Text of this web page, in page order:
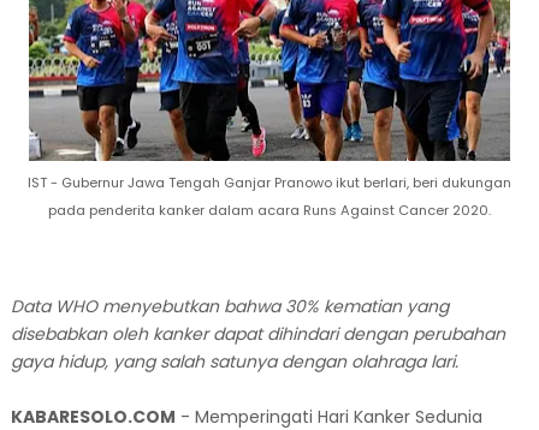
IST - Gubernur Jawa Tengah Ganjar Pranowo ikut berlari, beri dukungan
pada penderita kanker dalam acara Runs Against Cancer 2020.
Data WHO menyebutkan bahwa 30% kematian yang
disebabkan oleh kanker dapat dihindari dengan perubahan
gaya hidup, yang salah satunya dengan olahraga lari.
KABARESOLO.COM - Memperingati Hari Kanker Sedunia